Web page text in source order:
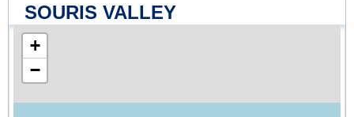
SOURIS VALLEY
+
−